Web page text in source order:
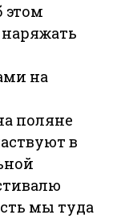
этом
на
поляне
в
мы туда